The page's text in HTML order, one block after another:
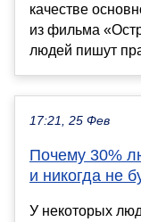
качестве
из фильма
людей пишут
17:21, 25 Фев
Почему 30%
и никогда не
У некоторых